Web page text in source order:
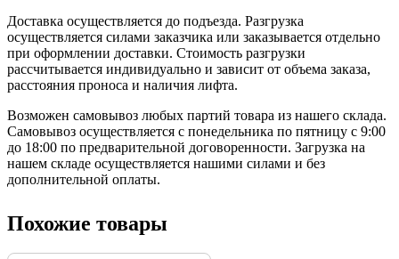
Доставка осуществляется до подъезда. Разгрузка
осуществляется силами заказчика или заказывается отдельно
при оформлении доставки. Стоимость разгрузки
рассчитывается индивидуально и зависит от объема заказа,
расстояния проноса и наличия лифта.
Возможен самовывоз любых партий товара из нашего склада.
Самовывоз осуществляется с понедельника по пятницу с 9:00
до 18:00 по предварительной договоренности. Загрузка на
нашем складе осуществляется нашими силами и без
дополнительной оплаты.
Похожие товары